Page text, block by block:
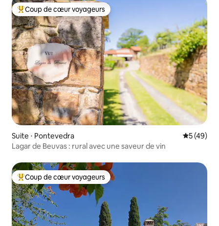
Coups de cœur voyageurs les plus appréciés
Coup de cœur voyageurs
Suite ⋅ Pontevedra
5 (49)
Lagar de Beuvas : rural avec une saveur de vin
Coups de cœur voyageurs les plus appréciés
Coup de cœur voyageurs